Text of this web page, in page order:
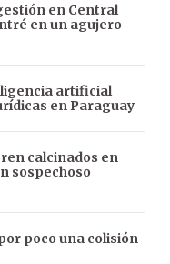
en Central
en un agujero
artificial
en Paraguay
calcinados en
sospechoso
poco una colisión